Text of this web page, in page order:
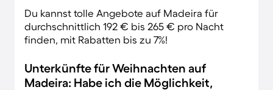
Du kannst tolle Angebote auf Madeira für
durchschnittlich 192 € bis 265 € pro Nacht
finden, mit Rabatten bis zu 7%!
Unterkünfte für Weihnachten auf
Madeira: Habe ich die Möglichkeit,